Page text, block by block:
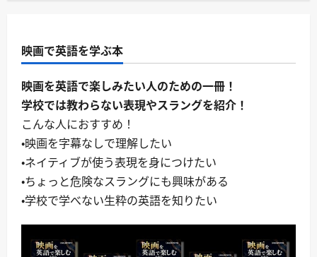
映画で英語を学ぶ本
映画を英語で楽しみたい人のための一冊！
学校では教わらない表現やスラングを紹介！
こんな人におすすめ！
・映画を字幕なしで理解したい
・ネイティブが使う表現を身につけたい
・ちょっと危険なスラングにも興味がある
・学校で学べない生粋の英語を知りたい